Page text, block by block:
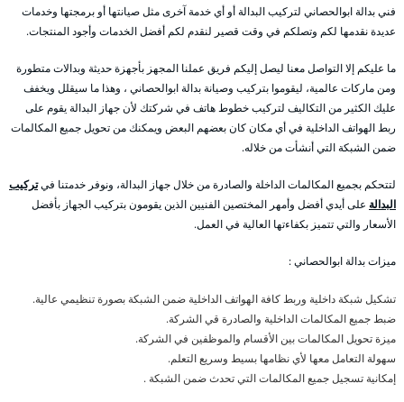
فني بدالة ابوالحصاني لتركيب البدالة أو أي خدمة آخرى مثل صيانتها أو برمجتها وخدمات
عديدة نقدمها لكم وتصلكم في وقت قصير لنقدم لكم أفضل الخدمات وأجود المنتجات.
ما عليكم إلا التواصل معنا ليصل إليكم فريق عملنا المجهز بأجهزة حديثة وبدالات متطورة
ومن ماركات عالمية، ليقوموا بتركيب وصيانة بدالة ابوالحصاني ، وهذا ما سيقلل ويخفف
عليك الكثير من التكاليف لتركيب خطوط هاتف في شركتك لأن جهاز البدالة يقوم على
ربط الهواتف الداخلية في أي مكان كان بعضهم البعض ويمكنك من تحويل جميع المكالمات
ضمن الشبكة التي أنشأت من خلاله.
لتتحكم بجميع المكالمات الداخلة والصادرة من خلال جهاز البدالة، ونوفر خدمتنا فيتركيب
البدالة على أيدي أفضل وأمهر المختصين الفنيين الذين يقومون بتركيب الجهاز بأفضل
الأسعار والتي تتميز بكفاءتها العالية في العمل.
ميزات بدالة ابوالحصاني :
تشكيل شبكة داخلية وربط كافة الهواتف الداخلية ضمن الشبكة بصورة تنظيمي عالية.
ضبط جميع المكالمات الداخلية والصادرة قي الشركة.
ميزة تحويل المكالمات بين الأقسام والموظفين في الشركة.
سهولة التعامل معها لأي نظامها بسيط وسريع التعلم.
إمكانية تسجيل جميع المكالمات التي تحدث ضمن الشبكة .